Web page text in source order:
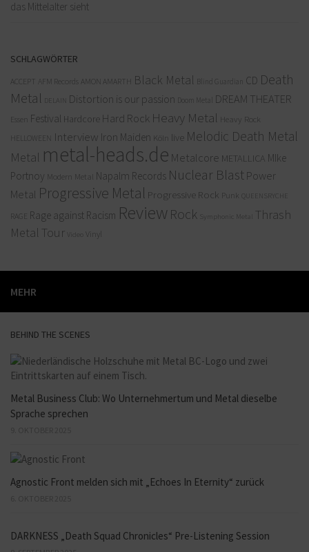
das Mittelalter sieht
SCHLAGWÖRTER
ACCEPT AFM Records AMON AMARTH Black Metal Blind Guardian CD Death
Metal
DELAIN Distortion is our passion Doom Metal DREAM THEATER
Essen Festival Hardcore Hard Rock Heavy Metal Heavy Rock
HELLOWEEN Interview Iron Maiden Köln live Melodic Death Metal
Metal metal-heads.de Metalcore METALLICA MIke
Portnoy Modern Metal Napalm Records Nuclear Blast Power
Metal Progressive Metal Progressive Rock Punk QUEENSRYCHE
RAGE Rage against Racism Review Rock Symphonic Metal
Thrash
Metal Tour Video Vinyl
MEHR
BEHIND THE SCENES
Metal Business Club: Wo Unternehmertum und Metal dieselbe
Sprache sprechen
Agnostic Front melden sich mit „Echoes In Eternity“ zurück
DARKNESS „Death Squad Chronicles“ Pre-Listening Session